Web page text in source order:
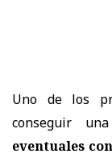
Uno de los
conseguir una
eventuales